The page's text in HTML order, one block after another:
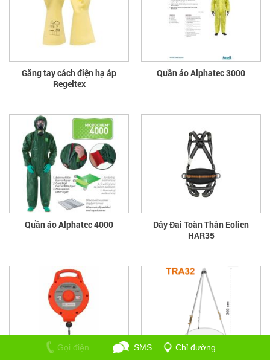
Găng tay cách điện hạ áp
Regeltex
Quần áo Alphatec 3000
Quần áo Alphatec 4000
Dây Đai Toàn Thân Eolien
HAR35
Gọi điện SMS Chỉ đường